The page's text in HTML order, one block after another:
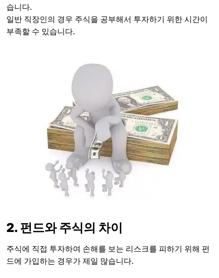
습니다.
일반 직장인의 경우 주식을 공부해서 투자하기 위한 시간이
부족할 수 있습니다.
2. 펀드와 주식의 차이
주식에 직접 투자하여 손해를 보는 리스크를 피하기 위해 펀
드에 가입하는 경우가 제일 많습니다.